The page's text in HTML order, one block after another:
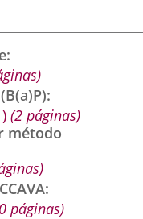
externa.externa.
) (2 páginas)
método
páginas)